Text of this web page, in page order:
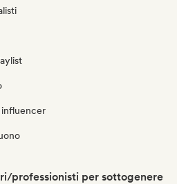
professionisti per sottogenere